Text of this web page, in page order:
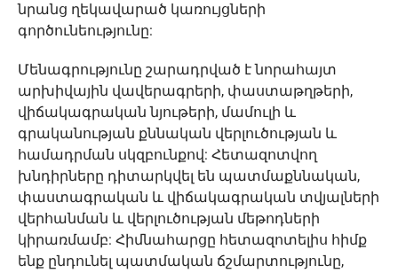
նրանց ղեկավարած կառույցների
գործունեությունը:
Մենագրությունը շարադրված է նորահայտ
արխիվային վավերագրերի, փաստաթղթերի,
վիճակագրական նյութերի, մամուլի և
գրականության քննական վերլուծության և
համադրման սկզբունքով: Հետազոտվող
խնդիրները դիտարկվել են պատմաքննական,
փաստագրական և վիճակագրական տվյալների
վերհանման և վերլուծության մեթոդների
կիրառմամբ: Հիմնահարցը հետազոտելիս հիմք
ենք ընդունել պատմական ճշմարտությունը,